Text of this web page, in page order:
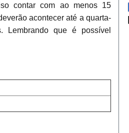
contar com ao menos 15
acontecer até a quarta-
Lembrando que é possível